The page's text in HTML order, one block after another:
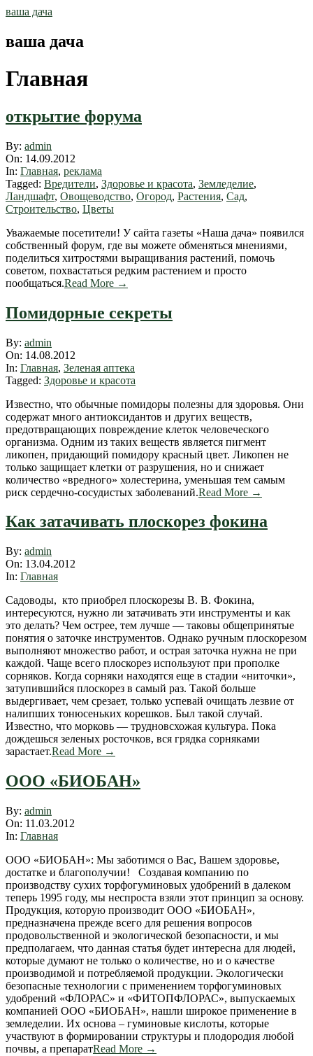
Skip
ваша дача
ваша дача
Главная
открытие форума
2012-
09-
14
By: admin
On: 14.09.2012
In: Главная, реклама
Tagged: Вредители, Здоровье и красота, Земледелие,
Ландшафт, Овощеводство, Огород, Растения, Сад,
Строительство, Цветы
Уважаемые посетители! У сайта газеты «Наша дача» появился
собственный форум, где вы можете обменяться мнениями,
поделиться хитростями выращивания растений, помочь
советом, похвастаться редким растением и просто
пообщаться.Read More →
Помидорные секреты
2012-
08-
14
By: admin
On: 14.08.2012
In: Главная, Зеленая аптека
Tagged: Здоровье и красота
Известно, что обычные помидоры полезны для здоровья. Они
содержат много антиоксидантов и других веществ,
предотвращающих повреждение клеток человеческого
организма. Одним из таких веществ является пигмент
ликопен, придающий помидору красный цвет. Ликопен не
только защищает клетки от разрушения, но и снижает
количество «вредного» холестерина, уменьшая тем самым
риск сердечно-сосудистых заболеваний.Read More →
Как затачивать плоскорез фокина
2012-
04-
13
By: admin
On: 13.04.2012
In: Главная
Садоводы, кто приобрел плоскорезы В. В. Фокина,
интересуются, нужно ли затачивать эти инструменты и как
это делать? Чем острее, тем лучше — таковы общепринятые
понятия о заточке инструментов. Однако ручным плоскорезом
выполняют множество работ, и острая заточка нужна не при
каждой. Чаще всего плоскорез используют при прополке
сорняков. Когда сорняки находятся еще в стадии «ниточки»,
затупившийся плоскорез в самый раз. Такой больше
выдергивает, чем срезает, только успевай очищать лезвие от
налипших тонюсеньких корешков. Был такой случай.
Известно, что морковь — трудновсхожая культура. Пока
дождешься зеленых росточков, вся грядка сорняками
зарастает.Read More →
ООО «БИО­БАН»
2012-
03-
11
By: admin
On: 11.03.2012
In: Главная
ООО «БИО­БАН»: Мы заботимся о Вас, Вашем здоровье,
достатке и благополучии! Создавая компанию по
производству сухих торфо­гуминовых удобрений в далеком
теперь 1995 году, мы неспроста взяли этот принцип за основу.
Продукция, которую производит ООО «БИО­БАН»,
предназначена прежде всего для решения вопросов
продовольственной и экологической безопасности, и мы
предполагаем, что данная статья будет интересна для людей,
которые думают не только о количестве, но и о качестве
производимой и потребляемой продукции. Экологически
безопасные технологии с применением торфо­гуминовых
удобрений «ФЛОРА­С» и «ФИТОП­ФЛОРА­С», выпускаемых
компанией ООО «БИО­БАН», нашли широкое применение в
земледелии. Их основа – гуминовые кислоты, которые
участвуют в формировании структуры и плодородия любой
почвы, а препаратRead More →